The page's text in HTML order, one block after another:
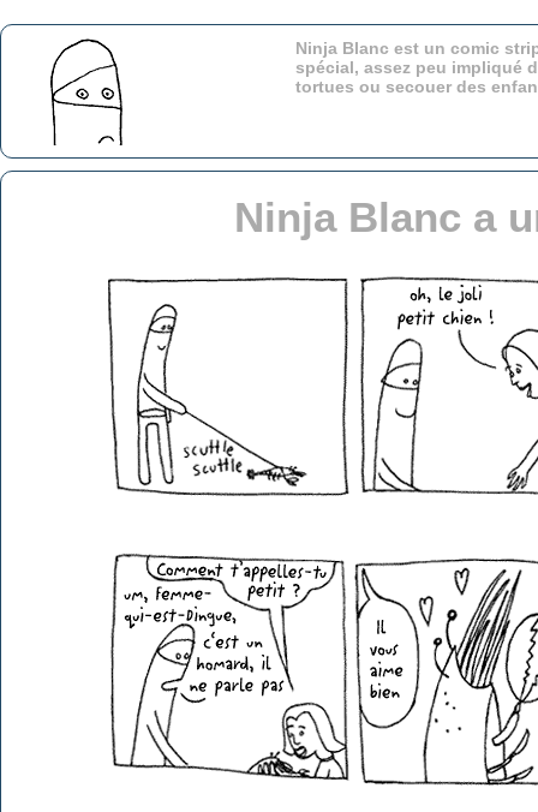
Ninja Blanc est un comic
spécial, assez peu impliqué
tortues ou secouer des
Ninja Blanc a